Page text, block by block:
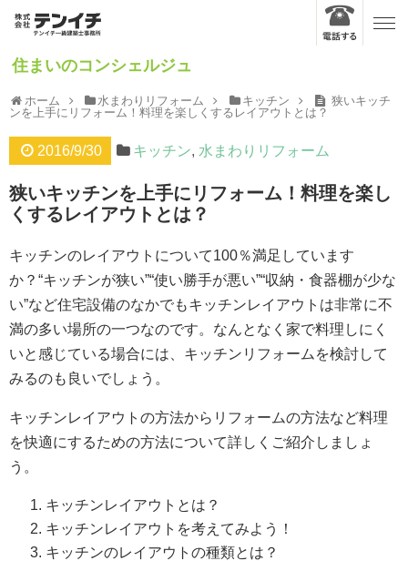
住まいのコンシェルジュ
ホーム 水まわりリフォーム キッチン
狭いキッチ
ンを上手にリフォーム！料理を楽しくするレイアウトとは？
2016/9/30 キッチン, 水まわりリフォーム
狭いキッチンを上手にリフォーム！料理を楽し
くするレイアウトとは？
キッチンのレイアウトについて100％満足しています
か？“キッチンが狭い”“使い勝手が悪い”“収納・食器棚が少な
い”など住宅設備のなかでもキッチンレイアウトは非常に不
満の多い場所の一つなのです。なんとなく家で料理しにく
いと感じている場合には、キッチンリフォームを検討して
みるのも良いでしょう。
キッチンレイアウトの方法からリフォームの方法など料理
を快適にするための方法について詳しくご紹介しましょ
う。
キッチンレイアウトとは？
キッチンレイアウトを考えてみよう！
キッチンのレイアウトの種類とは？